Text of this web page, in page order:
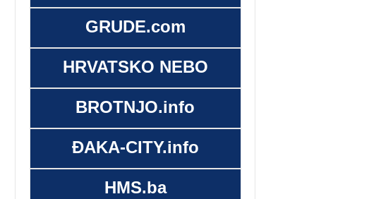
GRUDE.com
HRVATSKO NEBO
BROTNJO.info
ĐAKA-CITY.info
HMS.ba